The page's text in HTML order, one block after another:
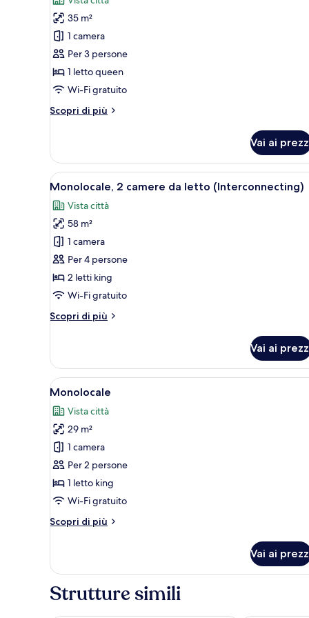
le
foto
per
Appartamento,
1
camera
letto
35 m²
1 camera
Per 3 persone
1 letto queen
Wi-Fi gratuito
Scopri di più
Altri
1
camera
da
Vai ai
Apri
tutte
le
foto
per
Monolocale,
2
camere
letto
Una camera d'albergo con
14
Monolocale, 2 camere da letto (Interconnecting)
Vista città
58 m²
1 camera
Per 4 persone
2 letti king
Wi-Fi gratuito
Scopri di più
Altri
2
camere
da
(Interconnecting)
Vai ai
Apri
tutte
le
foto
per
Monolocale
Una camera d'albergo con
18
Monolocale
Vista città
29 m²
1 camera
Per 2 persone
1 letto king
Wi-Fi gratuito
Scopri di più
Altri
Vai ai
Strutture simili